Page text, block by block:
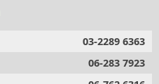
03-2289 6363
06-283 7923